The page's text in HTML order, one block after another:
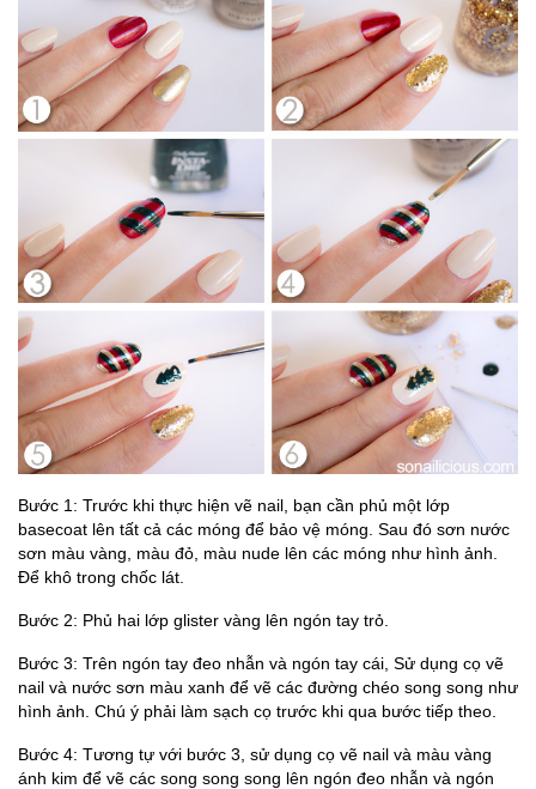
Bước 1: Trước khi thực hiện vẽ nail, bạn cần phủ một lớp
basecoat lên tất cả các móng để bảo vệ móng. Sau đó sơn nước
sơn màu vàng, màu đỏ, màu nude lên các móng như hình ảnh.
Để khô trong chốc lát.
Bước 2: Phủ hai lớp glister vàng lên ngón tay trỏ.
Bước 3: Trên ngón tay đeo nhẫn và ngón tay cái, Sử dụng cọ vẽ
nail và nước sơn màu xanh để vẽ các đường chéo song song như
hình ảnh. Chú ý phải làm sạch cọ trước khi qua bước tiếp theo.
Bước 4: Tương tự với bước 3, sử dụng cọ vẽ nail và màu vàng
ánh kim để vẽ các song song song lên ngón đeo nhẫn và ngón